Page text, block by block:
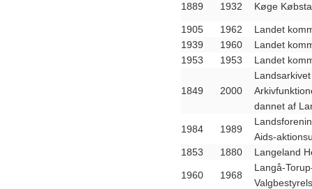
1889 1932 Køge
1905 1962
Landet
1939
1960
Landet
1953
1953 Landet
1849 2000
dannet af
1984 1989
Aids-
1853
1880 Langeland
1960 1968
Langå-